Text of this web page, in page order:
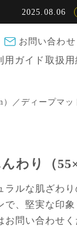
お問い合わせ
用ガイド 取扱用
／ディープマッ
わり（
ラルな肌ざわ
で、堅実な印
問い合わせく